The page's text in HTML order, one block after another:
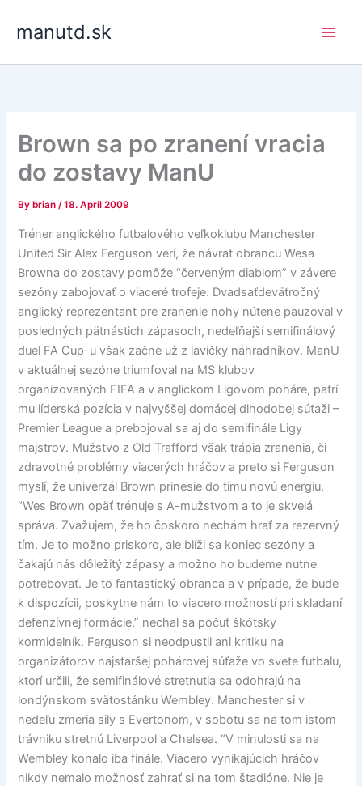
manutd.sk
Brown sa po zranení vracia
do zostavy ManU
By brian/18. April 2009
Tréner anglického futbalového veľkoklubu Manchester
United Sir Alex Ferguson verí, že návrat obrancu Wesa
Browna do zostavy pomôže “červeným diablom” v závere
sezóny zabojovať o viaceré trofeje. Dvadsaťdeväťročný
anglický reprezentant pre zranenie nohy nútene pauzoval v
posledných pätnástich zápasoch, nedeľňajší semifinálový
duel FA Cup-u však začne už z lavičky náhradníkov. ManU
v aktuálnej sezóne triumfoval na MS klubov
organizovaných FIFA a v anglickom Ligovom poháre, patrí
mu líderská pozícia v najvyššej domácej dlhodobej súťaži –
Premier League a prebojoval sa aj do semifinále Ligy
majstrov. Mužstvo z Old Trafford však trápia zranenia, či
zdravotné problémy viacerých hráčov a preto si Ferguson
myslí, že univerzál Brown prinesie do tímu novú energiu.
“Wes Brown opäť trénuje s A-mužstvom a to je skvelá
správa. Zvažujem, že ho čoskoro nechám hrať za rezervný
tím. Je to možno priskoro, ale blíži sa koniec sezóny a
čakajú nás dôležitý zápasy a možno ho budeme nutne
potrebovať. Je to fantastický obranca a v prípade, že bude
k dispozícii, poskytne nám to viacero možností pri skladaní
defenzívnej formácie,” nechal sa počuť škótsky
kormidelník. Ferguson si neodpustil ani kritiku na
organizátorov najstaršej pohárovej súťaže vo svete futbalu,
ktorí určili, že semifinálové stretnutia sa odohrajú na
londýnskom svätostánku Wembley. Manchester si v
nedeľu zmeria sily s Evertonom, v sobotu sa na tom istom
trávniku stretnú Liverpool a Chelsea. “V minulosti sa na
Wembley konalo iba finále. Viacero vynikajúcich hráčov
nikdy nemalo možnosť zahrať si na tom štadióne. Nie je